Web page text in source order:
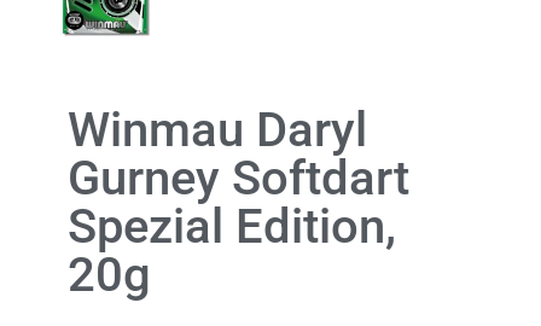
Winmau Daryl
Gurney Softdart
Spezial Edition,
20g